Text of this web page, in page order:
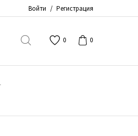
Войти / Регистрация
0 0